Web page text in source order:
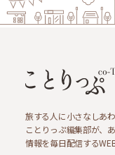
旅する人に小さなしあ
ことりっぷ編集部が、
情報を毎日配信する